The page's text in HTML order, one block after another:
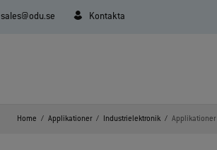
sales@odu.se Kontakta
Home Applikationer Industrielektronik Applikationer